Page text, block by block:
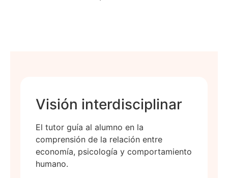
Visión interdisciplinar
El tutor guía al alumno en la
comprensión de la relación entre
economía, psicología y comportamiento
humano.